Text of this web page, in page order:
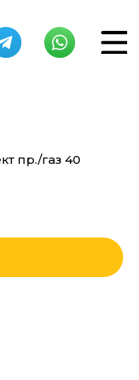
пр./газ 40